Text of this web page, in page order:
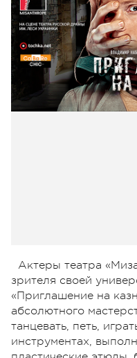
Актеры театра
зрителя своей
«Приглашение на
абсолютного
танцевать, петь,
инструментах,